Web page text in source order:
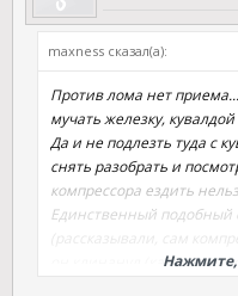
maxness сказал(а):
Против лома нет приема...
мучать железку,
Да и не подлезть туда с
снять разобрать и
компрессора ездить
Единственный подобный
(рассказывали, сам
он клинанул (как яНажмите,